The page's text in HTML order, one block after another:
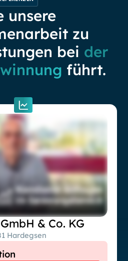
unsere
zu
bei der
führt.
& Co. KG
Hardegsen